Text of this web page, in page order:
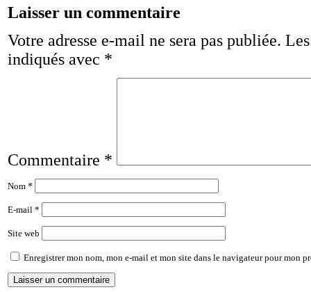
Laisser un commentaire
Votre adresse e-mail ne sera pas publiée.
indiqués avec *
Commentaire *
Nom *
E-mail *
Site web
Enregistrer mon nom, mon e-mail et mon site dans le navigateur pour mon